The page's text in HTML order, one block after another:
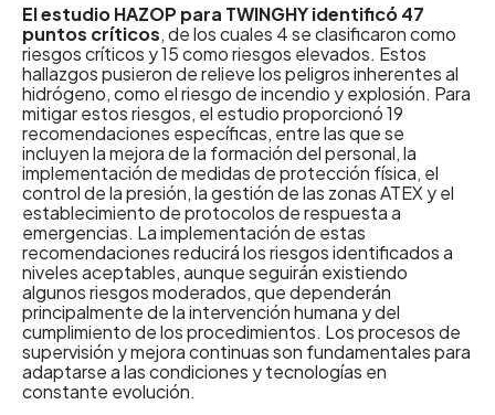
El estudio HAZOP para TWINGHY identificó 47
puntos críticos, de los cuales 4 se clasificaron como
riesgos críticos y 15 como riesgos elevados. Estos
hallazgos pusieron de relieve los peligros inherentes al
hidrógeno, como el riesgo de incendio y explosión. Para
mitigar estos riesgos, el estudio proporcionó 19
recomendaciones específicas, entre las que se
incluyen la mejora de la formación del personal, la
implementación de medidas de protección física, el
control de la presión, la gestión de las zonas ATEX y el
establecimiento de protocolos de respuesta a
emergencias. La implementación de estas
recomendaciones reducirá los riesgos identificados a
niveles aceptables, aunque seguirán existiendo
algunos riesgos moderados, que dependerán
principalmente de la intervención humana y del
cumplimiento de los procedimientos. Los procesos de
supervisión y mejora continuas son fundamentales para
adaptarse a las condiciones y tecnologías en
constante evolución.